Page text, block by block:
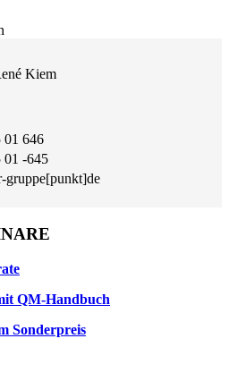
Kiem
01 646
01 -645
QM-Handbuch
Sonderpreis